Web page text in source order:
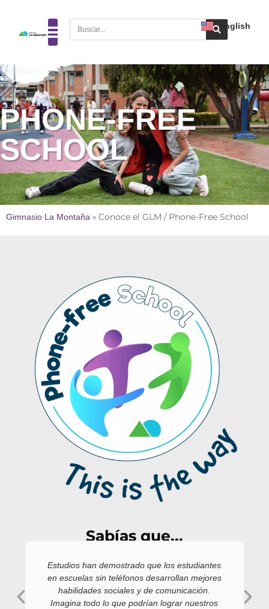
English
PHONE-FREE
SCHOOL
Gimnasio La Montaña » Conoce el GLM / Phone-Free School
Sabías que...
Estudios han demostrado que los estudiantes
en escuelas sin teléfonos desarrollan mejores
habilidades sociales y de comunicación.
Imagina todo lo que podrían lograr nuestros